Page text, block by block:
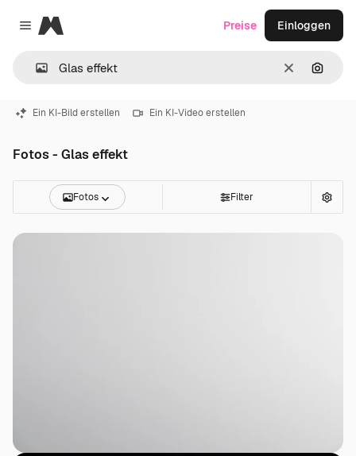
Close menu
Magnific
LöschenNach
Preise Einloggen
Ein KI-Bild erstellen Ein KI-Video erstellen
Fotos - Glas effekt
Fotos Filter